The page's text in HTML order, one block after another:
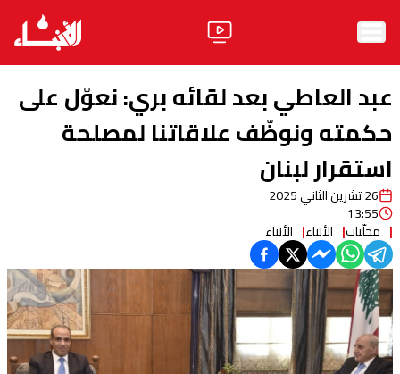
الأخبار
آراء
فيديو
مواقف
وليد جنبلاطالحزب
ابحث
عبد العاطي بعد لقائه بري: نعوّل على
حكمته ونوظّف علاقاتنا لمصلحة
استقرار لبنان
26 تشرين الثاني 2025
13:55
محلّيات الأنباء الأنباء